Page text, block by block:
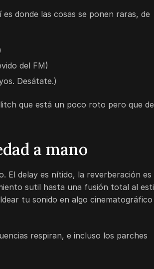
donde las cosas se ponen raras, de
del FM)
Desátate.)
que está un poco roto pero que de
a mano
El delay es nítido, la reverberación es
sutil hasta una fusión total al
tu sonido en algo
respiran, e incluso los parches